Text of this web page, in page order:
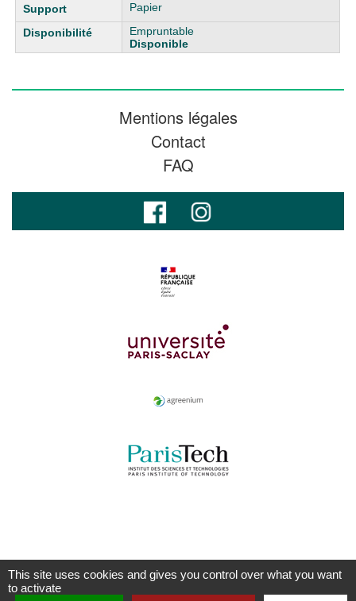
Papier
Empruntable
Disponible
Mentions légales
Contact
FAQ
This site uses cookies and gives you control over what you want
to activate